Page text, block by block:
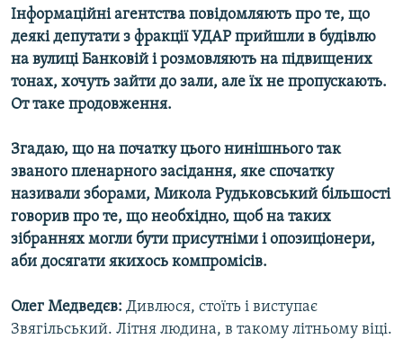
Інформаційні агентства повідомляють про те, що
деякі депутати з фракції УДАР прийшли в будівлю
на вулиці Банковій і розмовляють на підвищених
тонах, хочуть зайти до зали, але їх не пропускають.
От таке продовження.
Згадаю, що на початку цього нинішнього так
званого пленарного засідання, яке спочатку
називали зборами, Микола Рудьковський більшості
говорив про те, що необхідно, щоб на таких
зібраннях могли бути присутніми і опозиціонери,
аби досягати якихось компромісів.
Олег Медведєв: Дивлюся, стоїть і виступає
Звягільський. Літня людина, в такому літньому віці.